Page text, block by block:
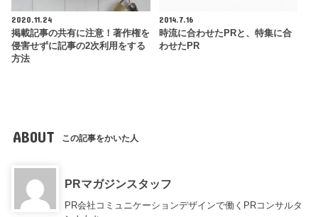
2020.11.24
掲載記事の共有に注意！著作権を
侵害せずに記事の2次利用をする
方法
2014.7.16
時流に合わせたPRと、特集に合
わせたPR
ABOUT この記事をかいた人
PRマガジンスタッフ
PR会社コミュニケーションデザインで働くPRコンサルタ